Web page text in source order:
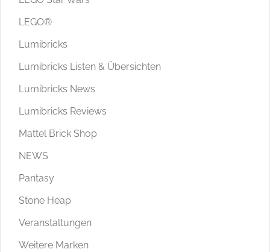
LEGO®
Lumibricks
Lumibricks Listen & Übersichten
Lumibricks News
Lumibricks Reviews
Mattel Brick Shop
NEWS
Pantasy
Stone Heap
Veranstaltungen
Weitere Marken